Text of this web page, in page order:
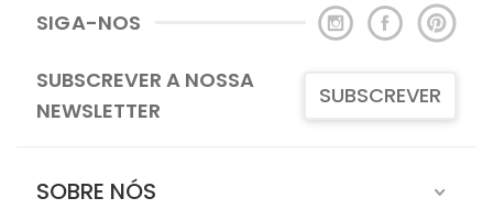
SIGA-NOS
SUBSCREVER A NOSSA
NEWSLETTER
SUBSCREVER
SOBRE NÓS